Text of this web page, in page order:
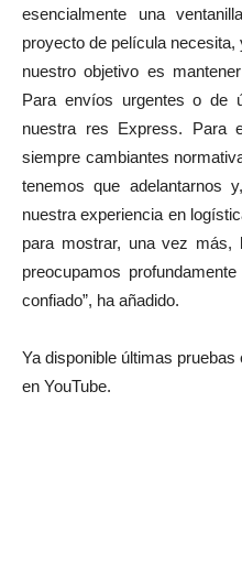
esencialmente una
proyecto de película
nuestro objetivo es
Para envíos urgentes o de
nuestra res Express.
siempre cambiantes
tenemos que adelantarnos
nuestra experiencia en
para mostrar, una vez más,
preocupamos
confiado”, ha añadido.
Ya disponible últimas pruebas
en YouTube.